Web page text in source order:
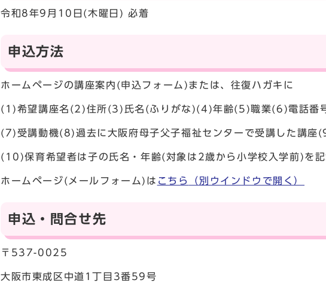
令和8年9月10日(木曜日) 必着
申込方法
ホームページの講座案内(申込フォーム)または、往復ハガキに
(1)希望講座名(2)住所(3)氏名(ふりがな)(4)年齢(5)職業(6)電話番
(7)受講動機(8)過去に大阪府母子父子福祉センターで受講した講
(10)保育希望者は子の氏名・年齢(対象は2歳から小学校入学前)を
ホームページ(メールフォーム)は こちら （別ウインドウで開く）
申込・問合せ先
〒537-0025
大阪市東成区中道1丁目3番59号